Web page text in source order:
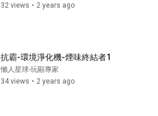
32 views • 2 years ago
抗霸-環境淨化機-煙味終結者1
懶人星球-玩顯專家
34 views • 2 years ago